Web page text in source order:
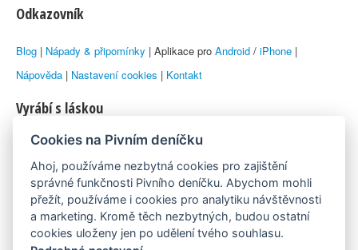
Odkazovník
Blog | Nápady & připomínky | Aplikace pro Android / iPhone |
Nápověda | Nastavení cookies | Kontakt
Vyrábí s láskou
© 2010–2026 byLukáš Zemanaka Emka
Máme rádi
Pivní.info
Cookies na Pivním deníčku
Ahoj, používáme nezbytná cookies pro zajištění
správné funkčnosti Pivního deníčku. Abychom mohli
přežít, používáme i cookies pro analytiku návštěvnosti
a marketing. Kromě těch nezbytných, budou ostatní
cookies uloženy jen po udělení tvého souhlasu.